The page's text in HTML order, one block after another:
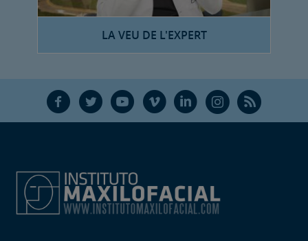
LA VEU DE L'EXPERT
F T Y V L Ñ R